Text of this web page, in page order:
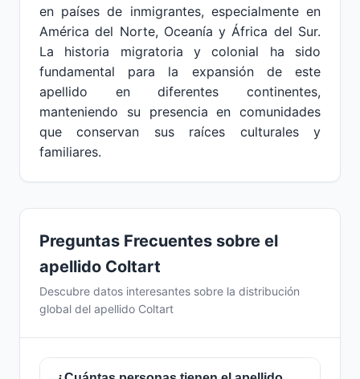
en países de inmigrantes, especialmente en
América del Norte, Oceanía y África del Sur.
La historia migratoria y colonial ha sido
fundamental para la expansión de este
apellido en diferentes continentes,
manteniendo su presencia en comunidades
que conservan sus raíces culturales y
familiares.
Preguntas Frecuentes sobre el
apellido Coltart
Descubre datos interesantes sobre la distribución
global del apellido Coltart